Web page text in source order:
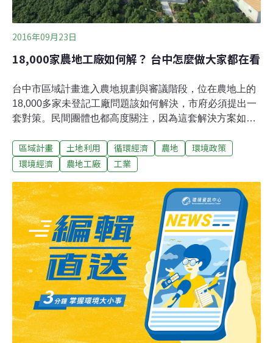
2016年09月23日
18,000家農地工廠如何解？ 台中怎麼做大家都在看
台中市區域計畫進入農地規劃與審議階段，位在農地上的
18,000多家未登記工廠問題該如何解決，市府必須提出一
套對策。民間團體也都高度關注，因為這套解決方案如果
工廠未來何去何從。台中目前提出大規模被破壞農地調整
為產業用地、新設未登記工廠即報即拆、加強取締、輔導
把這些違章工廠的數量、區位、產業關係、污染類型與情
況、產權等通通講清楚，不然，貿然畫設產業用地，輕易
棄守農地，等於是變相鼓勵違章工廠。
區域計畫 土地利用 循環經濟 農地
環境政策
環境經濟
農地工廠 工業